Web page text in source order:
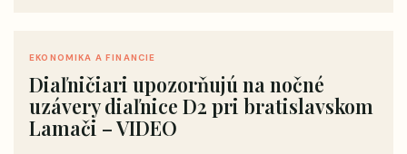
EKONOMIKA A FINANCIE
Diaľničiari upozorňujú na nočné
uzávery diaľnice D2 pri bratislavskom
Lamači – VIDEO